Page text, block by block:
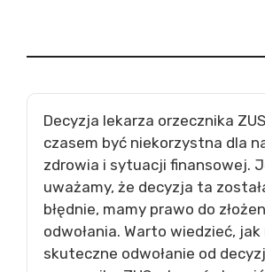
Decyzja lekarza orzecznika
czasem być niekorzystna dla
zdrowia i sytuacji finansowej.
uważamy, że decyzja ta
błędnie, mamy prawo do
odwołania. Warto wiedzieć,
skuteczne odwołanie od